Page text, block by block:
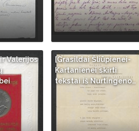
Valerijos
[Grasildai Šliūpienei-
Kartanienei skirti
tekstai iš Nurtingeno…